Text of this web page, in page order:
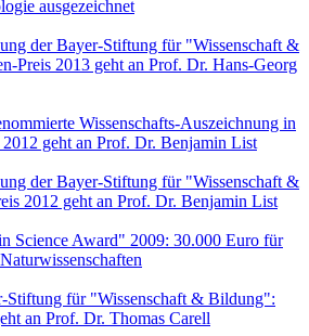
ausgezeichnet
der Bayer-Stiftung für "Wissenschaft &
Preis 2013 geht an Prof. Dr. Hans-Georg
Wissenschafts-Auszeichnung in
geht an Prof. Dr. Benjamin List
der Bayer-Stiftung für "Wissenschaft &
2012 geht an Prof. Dr. Benjamin List
Science Award" 2009: 30.000 Euro für
Stiftung für "Wissenschaft & Bildung":
an Prof. Dr. Thomas Carell